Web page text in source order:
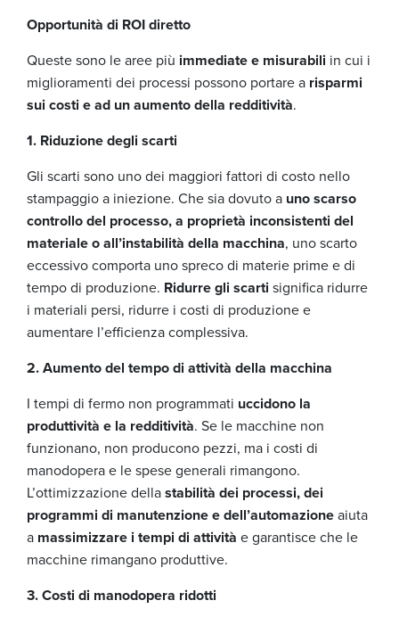
Opportunità di ROI diretto
Queste sono le aree più immediate e misurabili in cui i
miglioramenti dei processi possono portare a risparmi
sui costi e ad un aumento della redditività.
1. Riduzione degli scarti
Gli scarti sono uno dei maggiori fattori di costo nello
stampaggio a iniezione. Che sia dovuto a uno scarso
controllo del processo, a proprietà inconsistenti del
materiale o all’instabilità della macchina, uno scarto
eccessivo comporta uno spreco di materie prime e di
tempo di produzione. Ridurre gli scarti significa ridurre
i materiali persi, ridurre i costi di produzione e
aumentare l’efficienza complessiva.
2. Aumento del tempo di attività della macchina
I tempi di fermo non programmati uccidono la
produttività e la redditività. Se le macchine non
funzionano, non producono pezzi, ma i costi di
manodopera e le spese generali rimangono.
L’ottimizzazione dellastabilità dei processi, dei
programmi di manutenzione e dell’automazioneaiuta
a massimizzare i tempi di attività e garantisce che le
macchine rimangano produttive.
3. Costi di manodopera ridotti